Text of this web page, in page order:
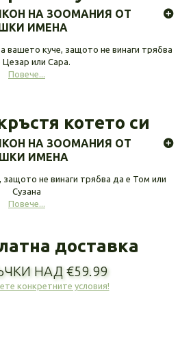
НА ЗООМАНИЯ ОТ
ИМЕНА
куче, защото не винаги трябва
Цезар или Сара.
Повече...
котето си
НА ЗООМАНИЯ ОТ
ИМЕНА
не винаги трябва да е Том или
Сузана
Повече...
доставка
НАД €59.99
конкретните условия!